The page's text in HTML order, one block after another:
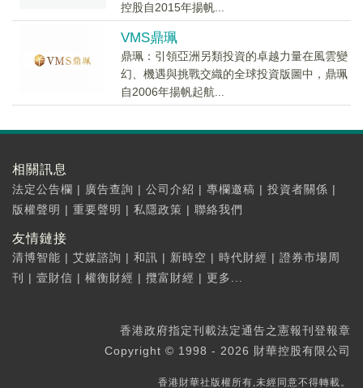
控股自2015年揚帆...
VMS鼎珮
鼎珮：引領亞洲另類投資的卓越力量在風雲變
幻、機遇與挑戰交織的全球投資版圖中，鼎珮
自2006年揚帆起航...
相關訊息
法定公告欄 | 廣告查詢 | 公司介紹 | 專欄邀稿 | 投資者關係 |
版權聲明 | 重要聲明 | 私隱政策 | 聯絡我們
友情鏈接
清博智能 | 艾媒諮詢 | 和訊 | 新時空 | 時代財經 | 證券市場周
刊
| 壹財信 | 權衡財經 | 攬富財經 | 更多...
香港政府指定刊載法定通告之憲報刊登報章
Copyright © 1998 - 2026 財華控股有限公司
香港財華社版權所有,未經同意不得轉載。